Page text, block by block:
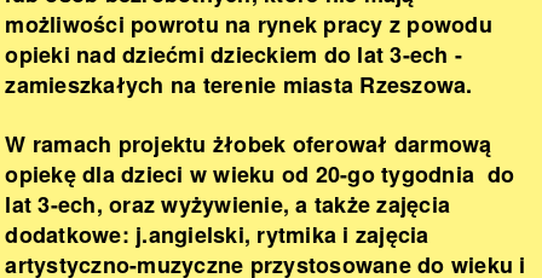
możliwości powrotu na rynek pracy z powodu
opieki nad dziećmi dzieckiem do lat 3-ech -
zamieszkałych na terenie miasta Rzeszowa.
W ramach projektu żłobek oferował darmową
opiekę dla dzieci w wieku od 20-go tygodnia do
lat 3-ech, oraz wyżywienie, a także zajęcia
dodatkowe: j.angielski, rytmika i zajęcia
artystyczno-muzyczne przystosowane do wieku i